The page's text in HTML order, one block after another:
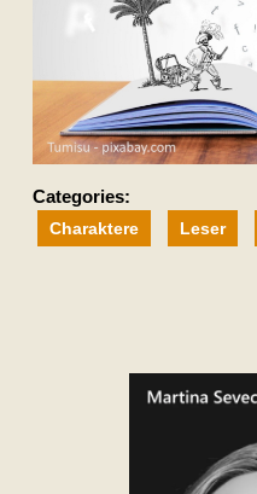
Categories:
Charaktere Leser